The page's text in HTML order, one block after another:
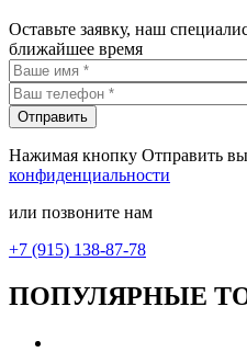
Оставьте заявку, наш
ближайшее время
Нажимая кнопку Отправить вы
конфиденциальности
или позвоните нам
+7 (915) 138-87-78
ПОПУЛЯРНЫЕ